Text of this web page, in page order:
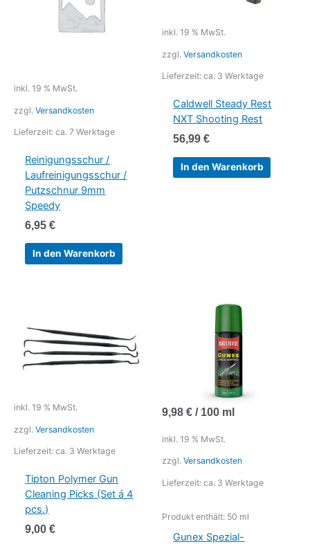
inkl. 19 % MwSt.
zzgl. Versandkosten
Lieferzeit: ca. 7 Werktage
Reinigungsschur /
Laufreinigungsschur /
Putzschnur 9mm
Speedy
6,95€
In den Warenkorb
inkl. 19 % MwSt.
zzgl. Versandkosten
Lieferzeit: ca. 3 Werktage
Caldwell Steady Rest
NXT Shooting Rest
56,99€
In den Warenkorb
inkl. 19 % MwSt.
zzgl. Versandkosten
Lieferzeit: ca. 3 Werktage
Tipton Polymer Gun
Cleaning Picks (Set á 4
pcs.)
9,00€
9,98 € / 100 ml
inkl. 19 % MwSt.
zzgl. Versandkosten
Lieferzeit: ca. 3 Werktage
Produkt enthält: 50 ml
Gunex Spezial-